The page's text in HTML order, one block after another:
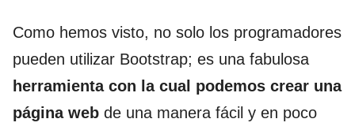
Como hemos visto, no solo los programadores
pueden utilizar Bootstrap; es una fabulosa
herramienta con la cual podemos crear una
página web de una manera fácil y en poco